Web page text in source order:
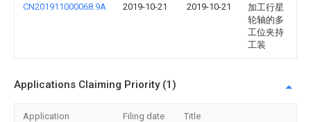
CN201911000068.9A 2019-10-21 2019-10-21
加工行星
轮轴的多
工位夹持
工装
Applications Claiming Priority (1)
Application Filing date Title